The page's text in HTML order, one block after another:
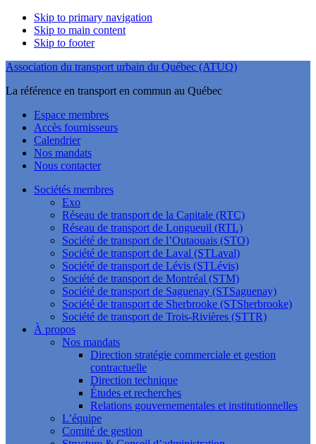
Skip to primary navigation
Skip to main content
Skip to footer
Association du transport urbain du Québec (ATUQ)
La référence en transport en commun au Québec
Espace membres
Accès fournisseurs
Calendrier
Nos mandats
Nous contacter
Sociétés membres
Exo
Réseau de transport de la Capitale (RTC)
Réseau de transport de Longueuil (RTL)
Société de transport de l’Outaouais (STO)
Société de transport de Laval (STLaval)
Société de transport de Lévis (STLévis)
Société de transport de Montréal (STM)
Société de transport de Saguenay (STSaguenay)
Société de transport de Sherbrooke (STSherbrooke)
Société de transport de Trois-Rivières (STTR)
À propos
Nos mandats
Direction stratégie commerciale et gestion
contractuelle
Direction technique
Études et recherches
Relations gouvernementales et institutionnelles
L’équipe
Comité de gestion